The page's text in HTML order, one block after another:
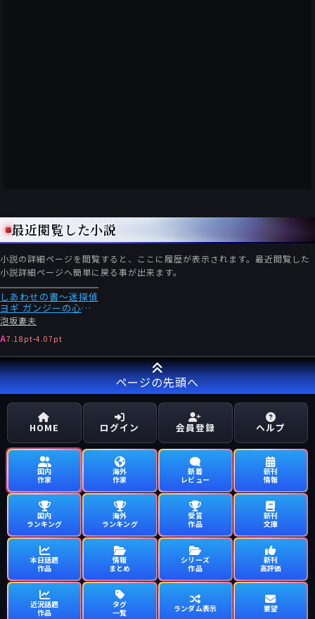
最近閲覧した小説
小説の詳細ページを閲覧すると、ここに履歴が表示されます。最近閲覧した
小説詳細ページへ簡単に戻る事が出来ます。
しあわせの書〜迷探偵
ヨギ ガンジーの心霊
術
泡坂妻夫
A7.18pt-4.07pt
ページの先頭へ
HOME ログイン 会員登録 ヘルプ
国内
作家
海外
作家
新着
レビュー
新刊
情報
国内
ランキング
海外
ランキング
受賞
作品
新刊
文庫
本日話題
作品
情報
まとめ
シリーズ
作品
新刊
高評価
近況話題
作品
タグ
一覧
ランダム表示 要望